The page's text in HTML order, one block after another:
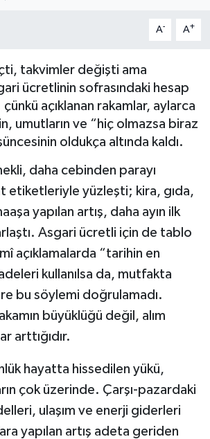
A- A+
takvimler değişti ama
ücretlinin sofrasındaki hesap
açıklanan rakamlar, aylarca
umutların ve “hiç olmazsa biraz
oldukça altında kaldı.
daha cebinden parayı
etiketleriyle yüzleşti; kira, gıda,
yapılan artış, daha ayın ilk
Asgari ücretli için de tablo
açıklamalarda “tarihin en
kullanılsa da, mutfakta
bu söylemi doğrulamadı.
büyüklüğü değil, alım
arttığıdır.
hayatta hissedilen yükü,
çok üzerinde. Çarşı-pazardaki
ulaşım ve enerji giderleri
yapılan artış adeta geriden